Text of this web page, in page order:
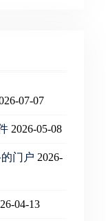
07-07
2026-05-08
门户 2026-
04-13